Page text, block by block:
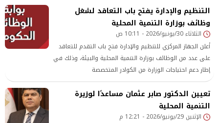
التنظيم والإدارة يفتح باب التعاقد لشغل
وظائف بوزارة التنمية المحلية
الثلاثاء 30/يونيو/2026 - 10:11 ص
أعلن الجهاز المركزي للتنظيم والإدارة فتح باب التقدم للتعاقد
على عدد من الوظائف بوزارة التنمية المحلية والبيئة، وذلك في
إطار دعم احتياجات الوزارة من الكوادر المتخصصة
تعيين الدكتور صابر عثمان مساعدًا لوزيرة
التنمية المحلية
الإثنين 29/يونيو/2026 - 12:21 م